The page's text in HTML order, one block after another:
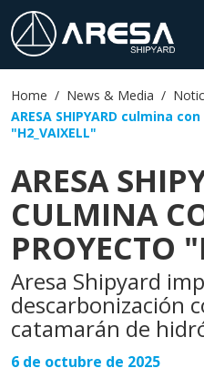
HOME
PRODUCTOS
SERVICIOS
NEWS & MEDIA
CONTACTO
Home News & Media
ARESA SHIPYARD culmina
"H2_VAIXELL"
ARESA
CULMINA
PROYECTO
Aresa Shipyard
descarbonización
catamarán de
6 de octubre de 2025